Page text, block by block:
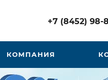
+7 (8452) 98-
КОМПАНИЯ